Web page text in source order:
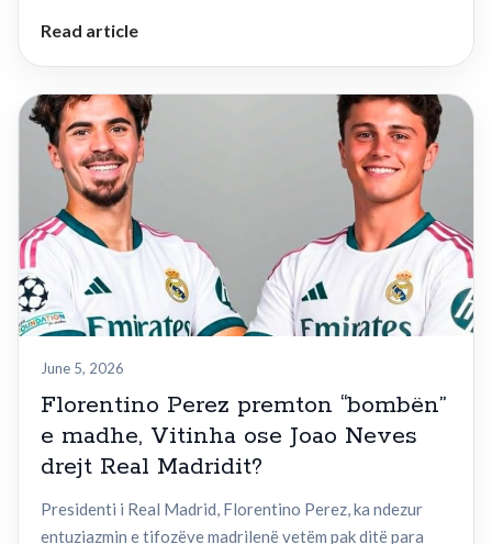
Read article
June 5, 2026
Florentino Perez premton “bombën”
e madhe, Vitinha ose Joao Neves
drejt Real Madridit?
Presidenti i Real Madrid, Florentino Perez, ka ndezur
entuziazmin e tifozëve madrilenë vetëm pak ditë para